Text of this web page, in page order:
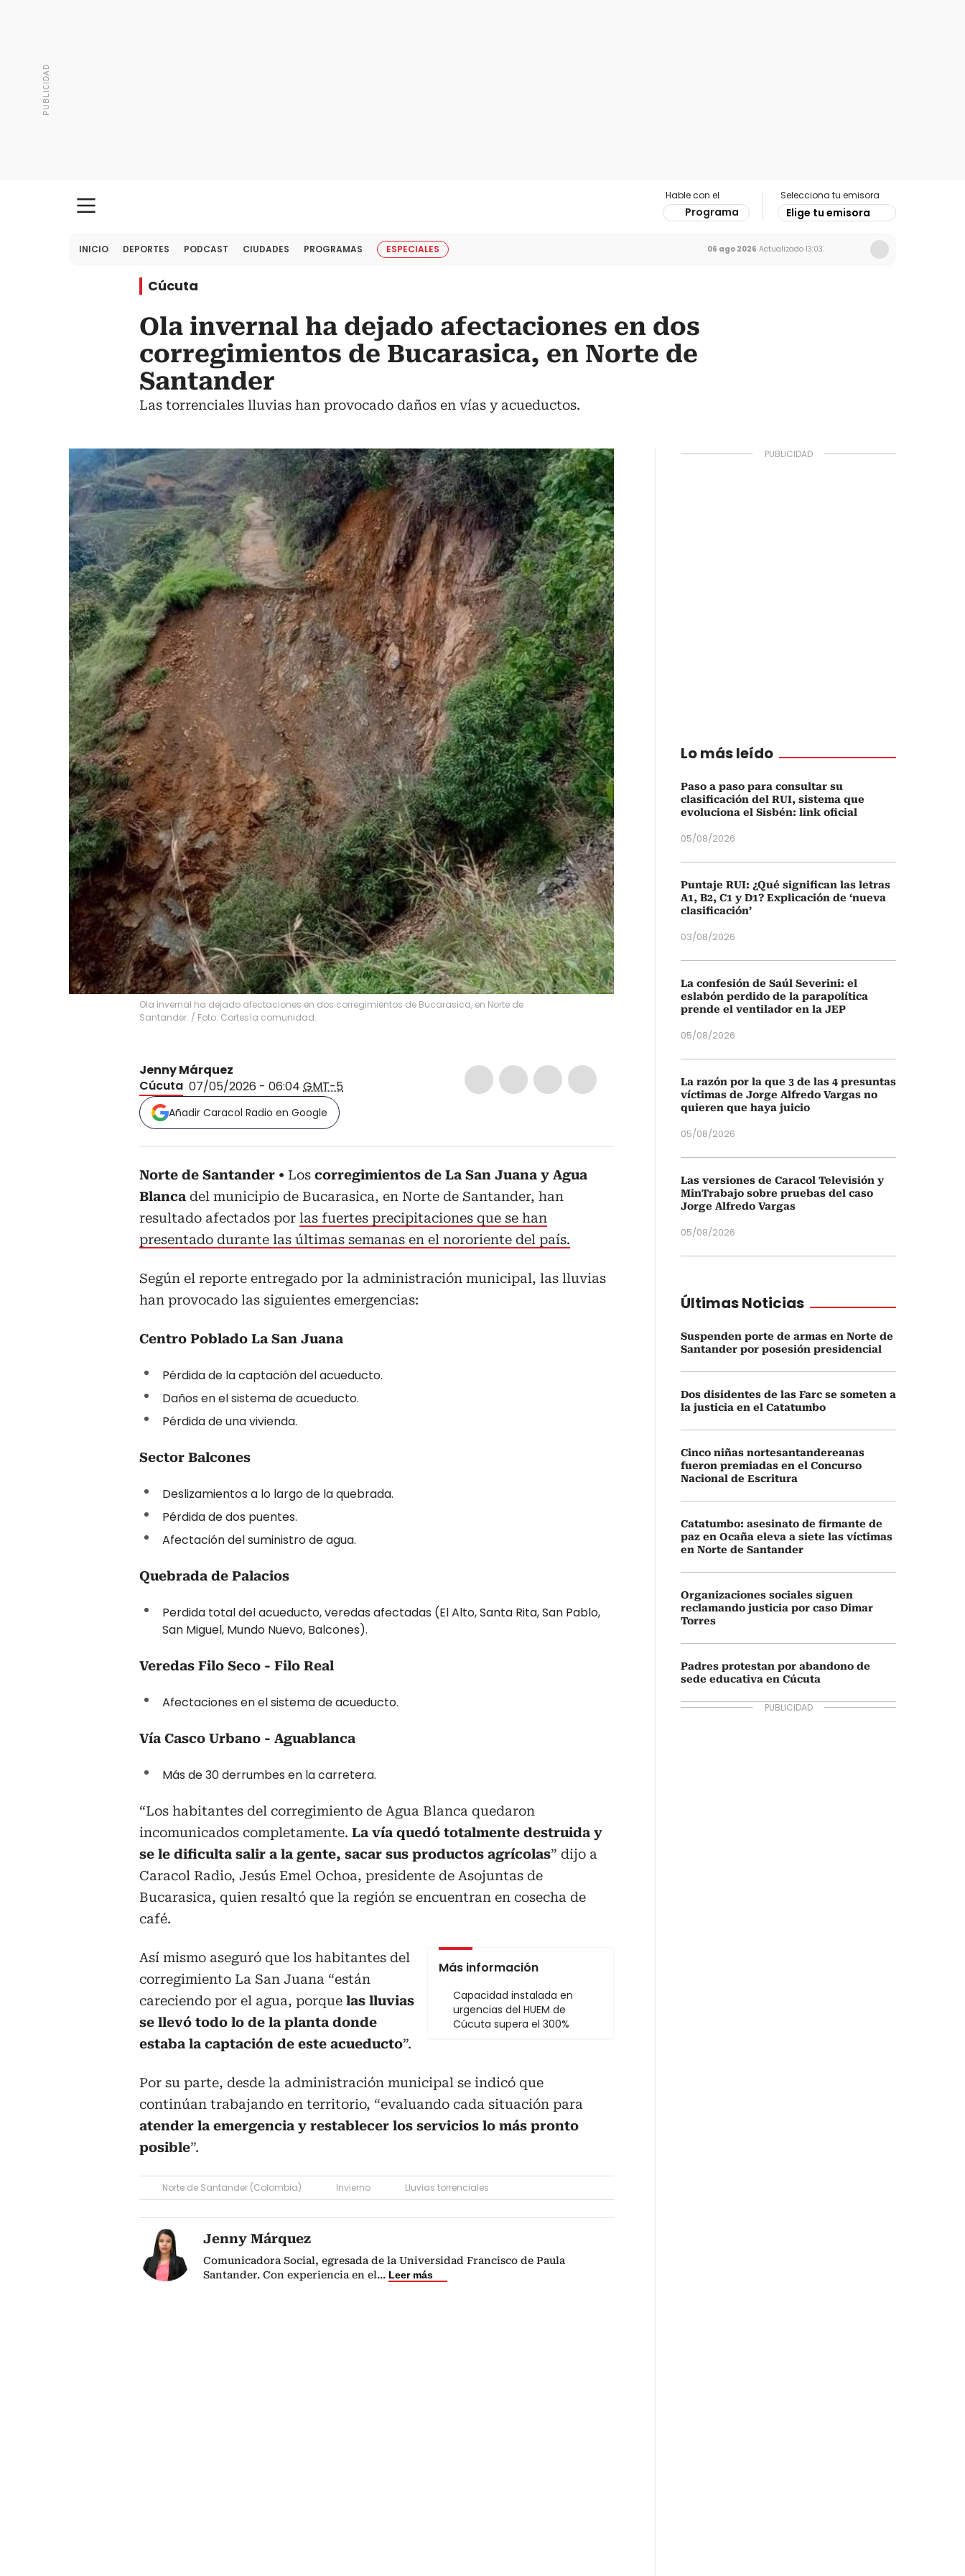
Hable con el
Programa
Selecciona tu emisora
Elige tu emisora
INICIO DEPORTES PODCAST CIUDADES PROGRAMAS ESPECIALES 06 ago 2026 Actualizado 13:03
Cúcuta
Ola invernal ha dejado afectaciones en dos
corregimientos de Bucarasica, en Norte de
Santander
Las torrenciales lluvias han provocado daños en vías y acueductos.
Ola invernal ha dejado afectaciones en dos corregimientos de Bucarasica, en Norte de
Santander. / Foto: Cortesía comunidad.
Jenny Márquez
Cúcuta 07/05/2026 - 06:04 GMT-5
Añadir Caracol Radio en Google
Norte de Santander Los corregimientos de La San Juana y Agua
Blanca del municipio de Bucarasica, en Norte de Santander, han
resultado afectados por las fuertes precipitaciones que se han
presentado durante las últimas semanas en el nororiente del país.
Según el reporte entregado por la administración municipal, las lluvias
han provocado las siguientes emergencias:
Centro Poblado La San Juana
Pérdida de la captación del acueducto.
Daños en el sistema de acueducto.
Pérdida de una vivienda.
Sector Balcones
Deslizamientos a lo largo de la quebrada.
Pérdida de dos puentes.
Afectación del suministro de agua.
Quebrada de Palacios
Perdida total del acueducto, veredas afectadas (El Alto, Santa Rita, San Pablo,
San Miguel, Mundo Nuevo, Balcones).
Veredas Filo Seco - Filo Real
Afectaciones en el sistema de acueducto.
Vía Casco Urbano - Aguablanca
Más de 30 derrumbes en la carretera.
“Los habitantes del corregimiento de Agua Blanca quedaron
incomunicados completamente. La vía quedó totalmente destruida y
se le dificulta salir a la gente, sacar sus productos agrícolas” dijo a
Caracol Radio, Jesús Emel Ochoa, presidente de Asojuntas de
Bucarasica, quien resaltó que la región se encuentran en cosecha de
café.
Más información
Capacidad instalada en
urgencias del HUEM de
Cúcuta supera el 300%
Así mismo aseguró que los habitantes del
corregimiento La San Juana “están
careciendo por el agua, porque las lluvias
se llevó todo lo de la planta donde
estaba la captación de este acueducto”.
Por su parte, desde la administración municipal se indicó que
continúan trabajando en territorio, “evaluando cada situación para
atender la emergencia y restablecer los servicios lo más pronto
posible”.
Norte de Santander (Colombia) Invierno Lluvias torrenciales
Jenny Márquez
Comunicadora Social, egresada de la Universidad Francisco de Paula
Santander. Con experiencia en el... Leer más
Lo más leído
Paso a paso para consultar su
clasificación del RUI, sistema que
evoluciona el Sisbén: link oficial
05/08/2026
Puntaje RUI: ¿Qué significan las letras
A1, B2, C1 y D1? Explicación de ‘nueva
clasificación’
03/08/2026
La confesión de Saúl Severini: el
eslabón perdido de la parapolítica
prende el ventilador en la JEP
05/08/2026
La razón por la que 3 de las 4 presuntas
víctimas de Jorge Alfredo Vargas no
quieren que haya juicio
05/08/2026
Las versiones de Caracol Televisión y
MinTrabajo sobre pruebas del caso
Jorge Alfredo Vargas
05/08/2026
Últimas Noticias
Suspenden porte de armas en Norte de
Santander por posesión presidencial
Dos disidentes de las Farc se someten a
la justicia en el Catatumbo
Cinco niñas nortesantandereanas
fueron premiadas en el Concurso
Nacional de Escritura
Catatumbo: asesinato de firmante de
paz en Ocaña eleva a siete las víctimas
en Norte de Santander
Organizaciones sociales siguen
reclamando justicia por caso Dimar
Torres
Padres protestan por abandono de
sede educativa en Cúcuta